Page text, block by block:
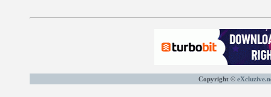
Copyright ©